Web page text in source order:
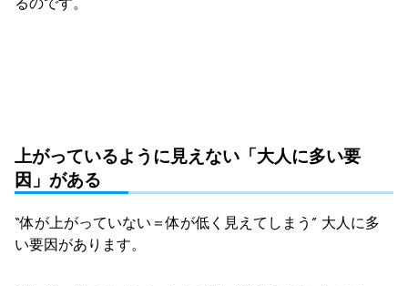
上がっているように見えない「大人に多い要
因」がある
“体が上がっていない＝体が低く見えてしまう” 大人に多
い要因があります。